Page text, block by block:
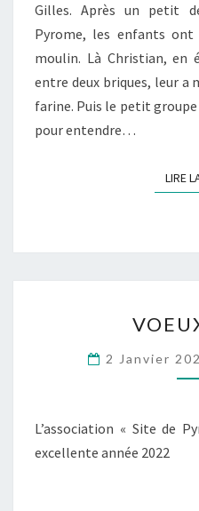
Gilles. Après un petit
Pyrome, les enfants ont
moulin. Là Christian, en
entre deux briques, leur
farine. Puis le petit groupe
pour entendre…
LIRE
2 Janvier
L’association « Site de
excellente année 2022